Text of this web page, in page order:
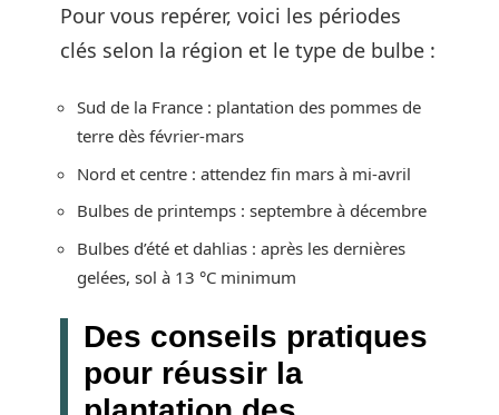
Pour vous repérer, voici les périodes
clés selon la région et le type de bulbe :
Sud de la France : plantation des pommes de
terre dès février-mars
Nord et centre : attendez fin mars à mi-avril
Bulbes de printemps : septembre à décembre
Bulbes d’été et dahlias : après les dernières
gelées, sol à 13 °C minimum
Des conseils pratiques
pour réussir la